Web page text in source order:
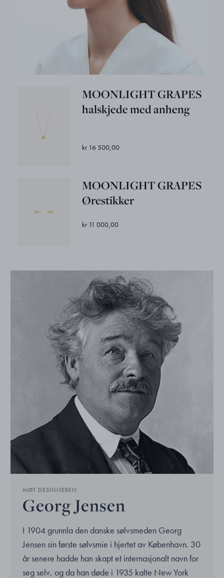
MOONLIGHT GRAPES
halskjede med anheng
kr 16 500,00
MOONLIGHT GRAPES
Ørestikker
kr 11 000,00
MØT DESIGNEREN
Georg Jensen
I 1904 grunnla den danske sølvsmeden Georg
Jensen sin første sølvsmie i hjertet av København. 30
år senere hadde han skapt et internasjonalt navn for
seg selv, og da han døde i 1935 kalte New York